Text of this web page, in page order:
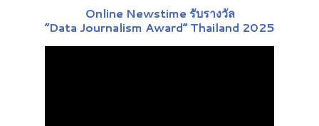
Online Newstime รับรางวัล
“Data Journalism Award” Thailand 2025